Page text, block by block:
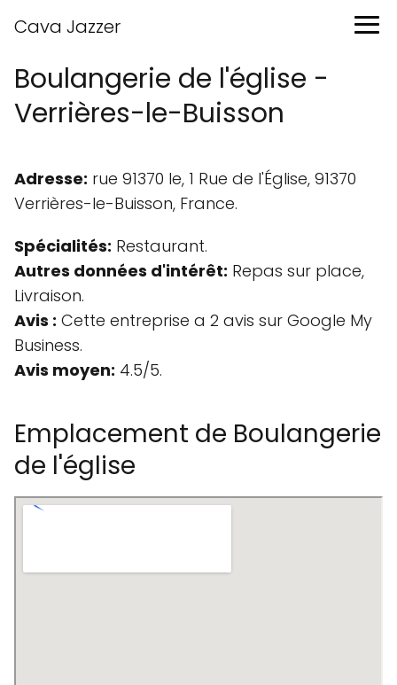
Cava Jazzer
Boulangerie de l'église -
Verrières-le-Buisson
Adresse: rue 91370 le, 1 Rue de l'Église, 91370
Verrières-le-Buisson, France.
Spécialités: Restaurant.
Autres données d'intérêt: Repas sur place,
Livraison.
Avis : Cette entreprise a 2 avis sur Google My
Business.
Avis moyen: 4.5/5.
Emplacement de Boulangerie
de l'église